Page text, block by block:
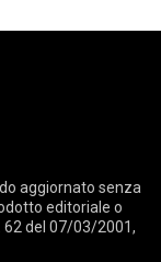
aggiornato senza
editoriale o
62 del 07/03/2001,